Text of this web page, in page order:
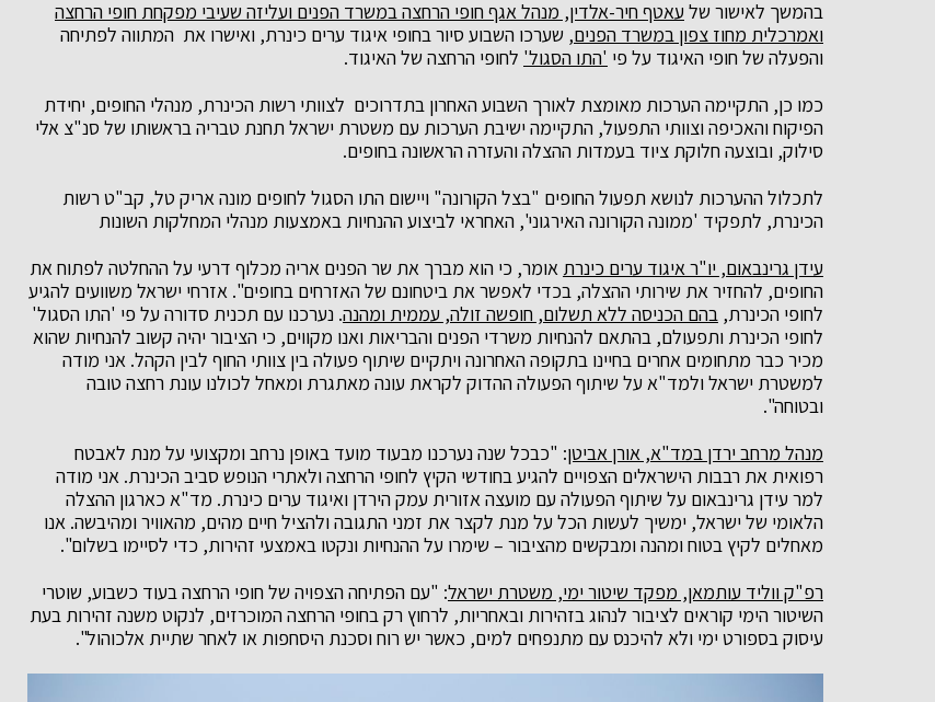
בהמשך לאישור של עאטף חיר-אלדין, מנהל אגף חופי הרחצה במשרד הפנים ועליזה שעיבי מפקחת חופי הרחצה
ואמרכלית מחוז צפון במשרד הפנים, שערכו השבוע סיור בחופי איגוד ערים כינרת, ואישרו את המתווה לפתיחה
והפעלה של חופי האיגוד על פי 'התו הסגול' לחופי הרחצה של האיגוד.
כמו כן, התקיימה הערכות מאומצת לאורך השבוע האחרון בתדרוכים לצוותי רשות הכינרת, מנהלי החופים, יחידת
הפיקוח והאכיפה וצוותי התפעול, התקיימה ישיבת הערכות עם משטרת ישראל תחנת טבריה בראשותו של סנ"צ אלי
סילוק, ובוצעה חלוקת ציוד בעמדות ההצלה והעזרה הראשונה בחופים.
לתכלול ההערכות לנושא תפעול החופים "בצל הקורונה" ויישום התו הסגול לחופים מונהאריק טל, קב"ט רשות
הכינרת, לתפקיד 'ממונה הקורונה האירגוני', האחראי לביצוע ההנחיות באמצעות מנהלי המחלקות השונות
עידן גרינבאום, יו"ר איגוד ערים כינרת אומר, כי הוא מברך את שר הפנים אריה מכלוף דרעי על ההחלטה לפתוח את
החופים, להחזיר את שירותי ההצלה, בכדי לאפשר את ביטחונם של האזרחים בחופים". אזרחי ישראל משוועים להגיע
לחופי הכינרת, בהם הכניסה ללא תשלום, חופשה זולה, עממית ומהנה. נערכנו עם תכנית סדורה על פי 'התו הסגול'
לחופי הכינרת ותפעולם, בהתאם להנחיות משרדי הפנים והבריאות ואנו מקווים, כי הציבור יהיה קשוב להנחיות שהוא
מכיר כבר מתחומים אחרים בחיינו בתקופה האחרונה ויתקיים שיתוף פעולה בין צוותי החוף לבין הקהל. אני מודה
למשטרת ישראל ולמד"א על שיתוף הפעולה ההדוק לקראת עונה מאתגרת ומאחל לכולנו עונת רחצה טובה
ובטוחה".
מנהל מרחב ירדן במד"א, אורן אביטן: "כבכל שנה נערכנו מבעוד מועד באופן נרחב ומקצועי על מנת לאבטח
רפואית את רבבות הישראלים הצפויים להגיע בחודשי הקיץ לחופי הרחצה ולאתרי הנופש סביב הכינרת. אני מודה
למר עידן גרינבאום על שיתוף הפעולה עם מועצה אזורית עמק הירדן ואיגוד ערים כינרת. מד"א כארגון ההצלה
הלאומי של ישראל, ימשיך לעשות הכל על מנת לקצר את זמני התגובה ולהציל חיים מהים, מהאוויר ומהיבשה. אנו
מאחלים לקיץ בטוח ומהנה ומבקשים מהציבור – שימרו על ההנחיות ונקטו באמצעי זהירות, כדי לסיימו בשלום".
רפ"ק ווליד עותמאן, מפקד שיטור ימי, משטרת ישראל: "עם הפתיחה הצפויה של חופי הרחצה בעוד כשבוע, שוטרי
השיטור הימי קוראים לציבור לנהוג בזהירות ובאחריות, לרחוץ רק בחופי הרחצה המוכרזים, לנקוט משנה זהירות בעת
עיסוק בספורט ימי ולא להיכנס עם מתנפחים למים, כאשר יש רוח וסכנת היסחפות או לאחר שתיית אלכוהול".